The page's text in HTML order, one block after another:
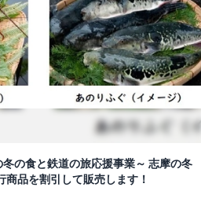
の食と鉄道の旅応援事業～ 志摩の冬
品を割引して販売します！